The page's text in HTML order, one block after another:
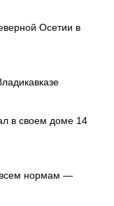
Осетии в
в своем доме 14
всем нормам —